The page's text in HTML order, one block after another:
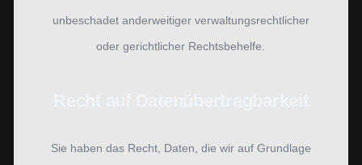
unbeschadet anderweitiger verwaltungsrechtlicher
oder gerichtlicher Rechtsbehelfe.
Sie haben das Recht, Daten, die wir auf Grundlage